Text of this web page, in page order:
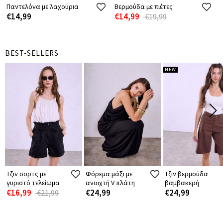
Παντελόνα με λαχούρια
€14,99
Βερμούδα με πιέτες
€14,99 €19,99
BEST-SELLERS
Τζιν σορτς με
γυριστό τελείωμα
€16,99 €21,99
Φόρεμα μάξι με
ανοιχτή V πλάτη
€24,99
NEW
Τζιν βερμούδα
βαμβακερή
€24,99